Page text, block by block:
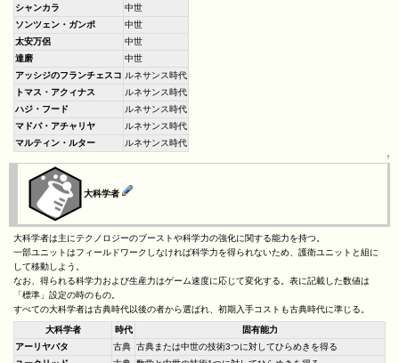
シャンカラ
中世
ソンツェン・ガンポ
中世
太安万侶
中世
達磨
中世
アッシジのフランチェスコ ルネサンス時代
トマス・アクィナス
ルネサンス時代
ハジ・フード
ルネサンス時代
マドバ・アチャリヤ
ルネサンス時代
マルティン・ルター
ルネサンス時代
↑
大科学者
大科学者は主にテクノロジーのブーストや科学力の強化に関する能力を持つ。
一部ユニットはフィールドワークしなければ科学力を得られないため、護衛ユニットと組に
して移動しよう。
なお、得られる科学力および生産力はゲーム速度に応じて変化する。表に記載した数値は
「標準」設定の時のもの。
すべての大科学者は古典時代以後の者から選ばれ、初期入手コストも古典時代に準じる。
大科学者 時代
固有能力
アーリヤバタ
古典 古典または中世の技術3つに対してひらめきを得る